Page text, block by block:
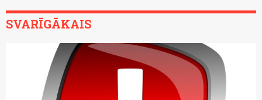
SVARĪGĀKAIS